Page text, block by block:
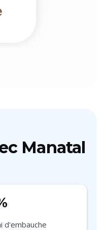
Manatal
d'embauche